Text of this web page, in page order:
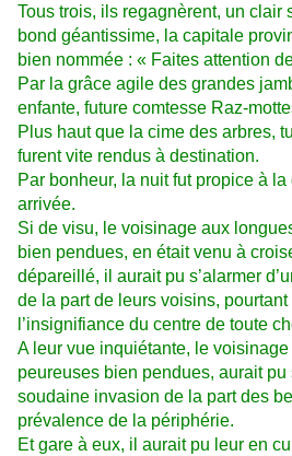
Tous trois, ils regagnèrent, un clair
bond géantissime, la capitale
bien nommée : « Faites attention
Par la grâce agile des grandes
enfante, future comtesse Raz-
Plus haut que la cime des arbres,
furent vite rendus à destination.
Par bonheur, la nuit fut propice à
arrivée.
Si de visu, le voisinage aux
bien pendues, en était venu à
dépareillé, il aurait pu s’alarmer
de la part de leurs voisins,
l’insignifiance du centre de toute
A leur vue inquiétante, le
peureuses bien pendues, aurait pu
soudaine invasion de la part des
prévalence de la périphérie.
Et gare à eux, il aurait pu leur en